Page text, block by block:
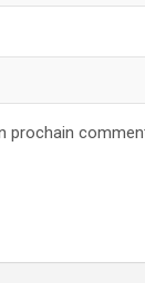
prochain